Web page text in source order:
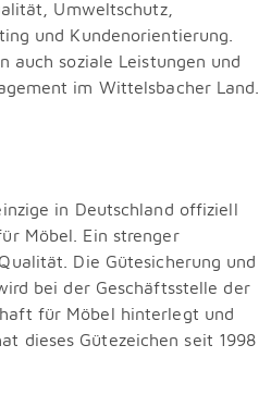
Umweltschutz,
und Kundenorientierung.
auch soziale Leistungen und
im Wittelsbacher Land.
in Deutschland offiziell
Möbel. Ein strenger
Die Gütesicherung und
bei der Geschäftsstelle der
für Möbel hinterlegt und
dieses Gütezeichen seit 1998